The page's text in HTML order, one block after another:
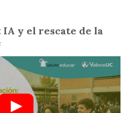
y el rescate de la